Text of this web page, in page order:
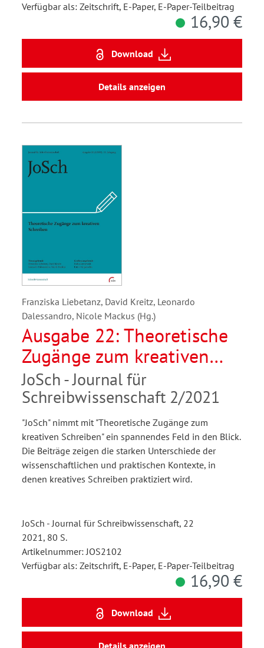
Verfügbar als: Zeitschrift, E-Paper, E-Paper-Teilbeitrag
16,90 €
Download
Details anzeigen
Franziska Liebetanz, David Kreitz, Leonardo
Dalessandro, Nicole Mackus (Hg.)
Ausgabe 22: Theoretische
Zugänge zum kreativen
Schreiben
JoSch - Journal für
Schreibwissenschaft 2/2021
"JoSch" nimmt mit "Theoretische Zugänge zum
kreativen Schreiben" ein spannendes Feld in den Blick.
Die Beiträge zeigen die starken Unterschiede der
wissenschaftlichen und praktischen Kontexte, in
denen kreatives Schreiben praktiziert wird.
JoSch - Journal für Schreibwissenschaft, 22
2021, 80 S.
Artikelnummer: JOS2102
Verfügbar als: Zeitschrift, E-Paper, E-Paper-Teilbeitrag
16,90 €
Download